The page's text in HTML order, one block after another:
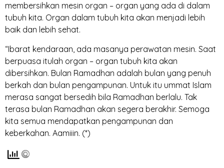
membersihkan mesin organ – organ yang ada di dalam
tubuh kita. Organ dalam tubuh kita akan menjadi lebih
baik dan lebih sehat.
“Ibarat kendaraan, ada masanya perawatan mesin. Saat
berpuasa itulah organ – organ tubuh kita akan
dibersihkan. Bulan Ramadhan adalah bulan yang penuh
berkah dan bulan pengampunan. Untuk itu ummat Islam
merasa sangat bersedih bila Ramadhan berlalu. Tak
terasa bulan Ramadhan akan segera berakhir. Semoga
kita semua mendapatkan pengampunan dan
keberkahan. Aamiiin. (*)